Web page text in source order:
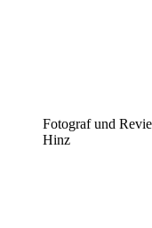
Fotograf und
Hinz